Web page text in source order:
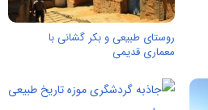
روستای طبیعی و بکر گشانی با
معماری قدیمی